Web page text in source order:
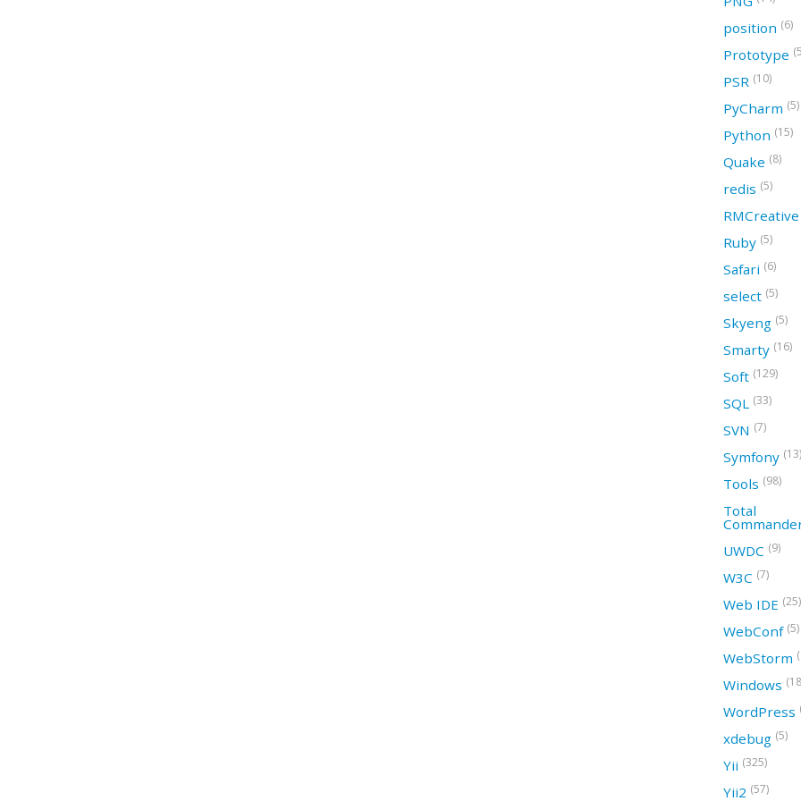
position (6)
Prototype
PSR (10)
PyCharm (5)
Python (15)
Quake (8)
redis (5)
RMCreative
Ruby (5)
Safari (6)
select (5)
Skyeng (5)
Smarty (16)
Soft (129)
SQL (33)
SVN (7)
Symfony (13)
Tools (98)
Total
UWDC (9)
W3C (7)
Web IDE (25)
WebConf (5)
WebStorm
Windows
WordPress
xdebug (5)
Yii (325)
Yii2 (57)